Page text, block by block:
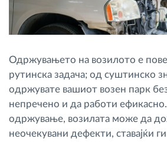
Одржувањето на возилото е
рутинска задача; од суштинско
одржувате вашиот возен парк
непречено и да работи
одржување, возилата може да
неочекувани дефекти, ставајќи